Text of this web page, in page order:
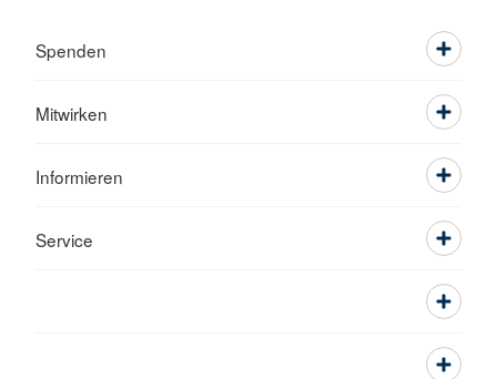
Spenden
Mitwirken
Informieren
Service